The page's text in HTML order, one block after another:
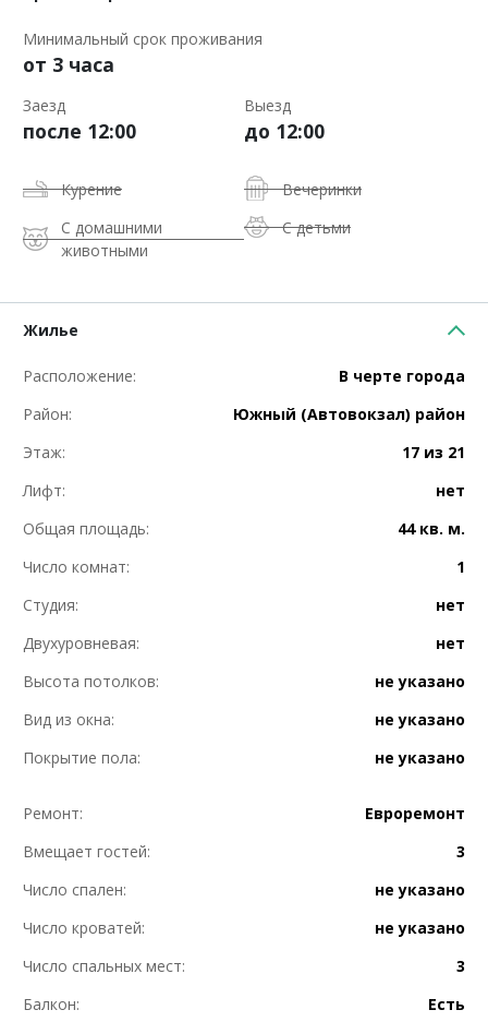
Минимальный срок проживания
от 3 часа
Заезд
после 12:00
Выезд
до 12:00
Курение
Вечеринки
С домашними
животными
С детьми
Жилье
Расположение:
В черте города
Район:
Южный (Автовокзал) район
Этаж:
17 из 21
Лифт:
нет
Общая площадь:
44 кв. м.
Число комнат:
1
Студия:
нет
Двухуровневая:
нет
Высота потолков:
не указано
Вид из окна:
не указано
Покрытие пола:
не указано
Ремонт:
Евроремонт
Вмещает гостей:
3
Число спален:
не указано
Число кроватей:
не указано
Число спальных мест:
3
Балкон:
Есть